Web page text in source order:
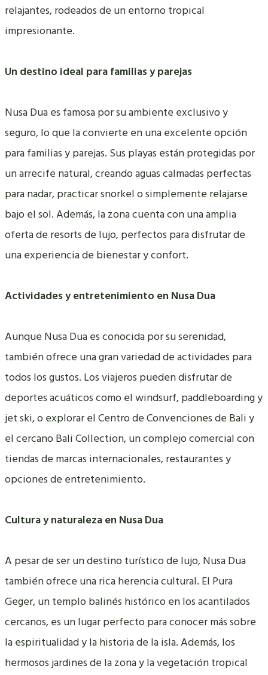
relajantes, rodeados de un entorno tropical
impresionante.
Un destino ideal para familias y parejas
Nusa Dua es famosa por su ambiente exclusivo y
seguro, lo que la convierte en una excelente opción
para familias y parejas. Sus playas están protegidas por
un arrecife natural, creando aguas calmadas perfectas
para nadar, practicar snorkel o simplemente relajarse
bajo el sol. Además, la zona cuenta con una amplia
oferta de resorts de lujo, perfectos para disfrutar de
una experiencia de bienestar y confort.
Actividades y entretenimiento en Nusa Dua
Aunque Nusa Dua es conocida por su serenidad,
también ofrece una gran variedad de actividades para
todos los gustos. Los viajeros pueden disfrutar de
deportes acuáticos como el windsurf, paddleboarding y
jet ski, o explorar el Centro de Convenciones de Bali y
el cercano Bali Collection, un complejo comercial con
tiendas de marcas internacionales, restaurantes y
opciones de entretenimiento.
Cultura y naturaleza en Nusa Dua
A pesar de ser un destino turístico de lujo, Nusa Dua
también ofrece una rica herencia cultural. El Pura
Geger, un templo balinés histórico en los acantilados
cercanos, es un lugar perfecto para conocer más sobre
la espiritualidad y la historia de la isla. Además, los
hermosos jardines de la zona y la vegetación tropical